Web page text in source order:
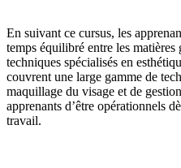
En suivant ce cursus, les
temps équilibré entre les matières
techniques spécialisés en
couvrent une large gamme de
maquillage du visage et de
apprenants d’être opérationnels
travail.